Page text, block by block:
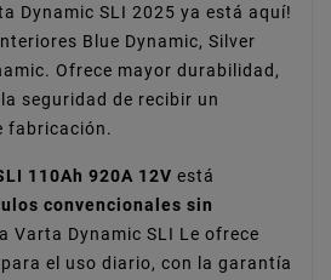
Dynamic SLI 2025 ya está aquí!
Blue Dynamic, Silver
Ofrece mayor durabilidad,
seguridad de recibir un
fabricación.
110Ah 920A 12V está
convencionales sin
Varta Dynamic SLI Le ofrece
el uso diario, con la garantía